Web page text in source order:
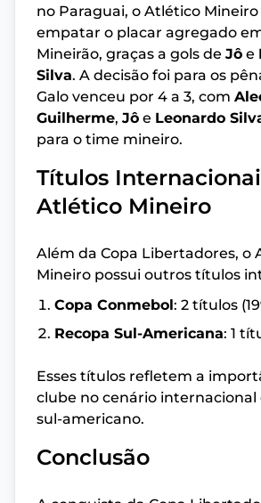
no Paraguai, o Atlético
empatar o placar agregado
Mineirão, graças a gols de Jô e
Silva. A decisão foi para os
Galo venceu por 4 a 3, com
Guilherme, Jô e Leonardo
para o time mineiro.
Títulos
Atlético Mineiro
Além da Copa Libertadores, o
Mineiro possui outros títulos
Copa Conmebol: 2 títulos
Recopa Sul-Americana: 1
Esses títulos refletem a
clube no cenário
sul-americano.
Conclusão